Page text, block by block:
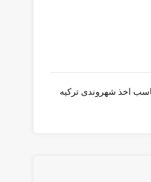
اخذ شهروندی ترکیه